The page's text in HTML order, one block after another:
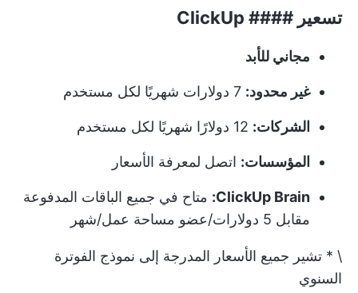
تسعير #### ClickUp
مجاني للأبد
غير محدود:
الشركات:
المؤسسات: اتصل لمعرفة الأسعار
ClickUp Brain: متاح في جميع الباقات المدفوعة
مقابل 5 دولارات/عضو مساحة عمل/شهر
\ * تشير جميع الأسعار المدرجة إلى نموذج الفوترة
السنوي